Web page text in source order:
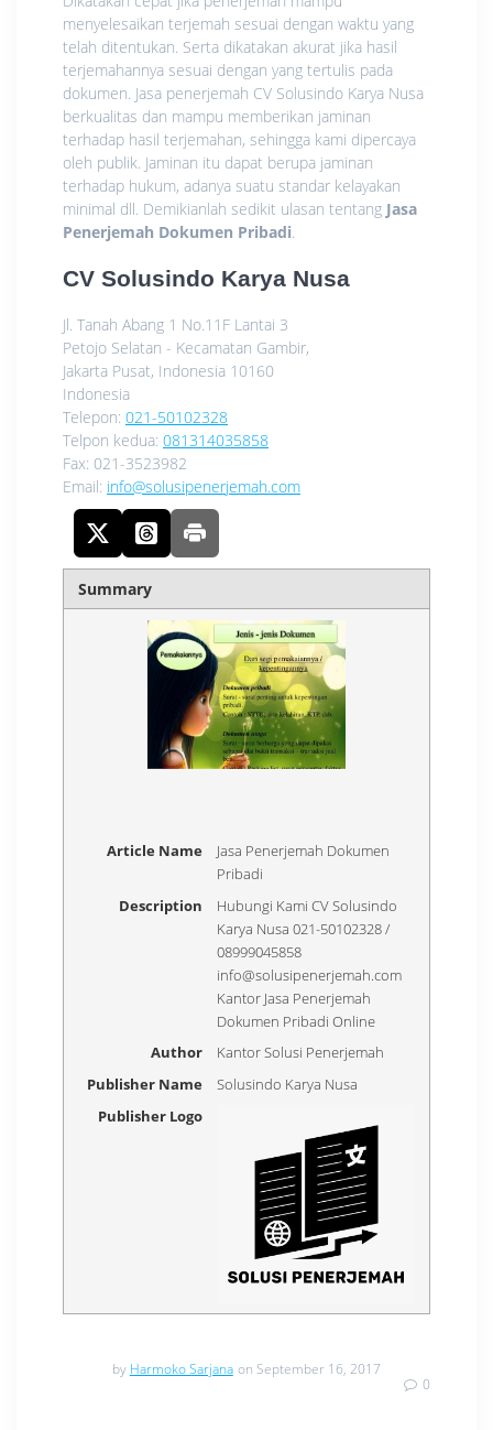
menyelesaikan terjemah sesuai dengan waktu yang
telah ditentukan. Serta dikatakan akurat jika hasil
terjemahannya sesuai dengan yang tertulis pada
dokumen. Jasa penerjemah CV Solusindo Karya Nusa
berkualitas dan mampu memberikan jaminan
terhadap hasil terjemahan, sehingga kami dipercaya
oleh publik. Jaminan itu dapat berupa jaminan
terhadap hukum, adanya suatu standar kelayakan
minimal dll. Demikianlah sedikit ulasan tentang Jasa
Penerjemah Dokumen Pribadi.
CV Solusindo Karya Nusa
Jl. Tanah Abang 1 No.11F Lantai 3
Petojo Selatan - Kecamatan Gambir,
Jakarta Pusat, Indonesia 10160
Indonesia
Telepon: 021-50102328
Telpon kedua: 081314035858
Fax: 021-3523982
Email: info@solusipenerjemah.com
Summary
Article Name
Jasa Penerjemah Dokumen
Pribadi
Description
Hubungi Kami CV Solusindo
Karya Nusa 021-50102328 /
08999045858
info@solusipenerjemah.com
Kantor Jasa Penerjemah
Dokumen Pribadi Online
Author
Kantor Solusi Penerjemah
Publisher Name
Solusindo Karya Nusa
Publisher Logo
by Harmoko Sarjana on September 16, 2017
0